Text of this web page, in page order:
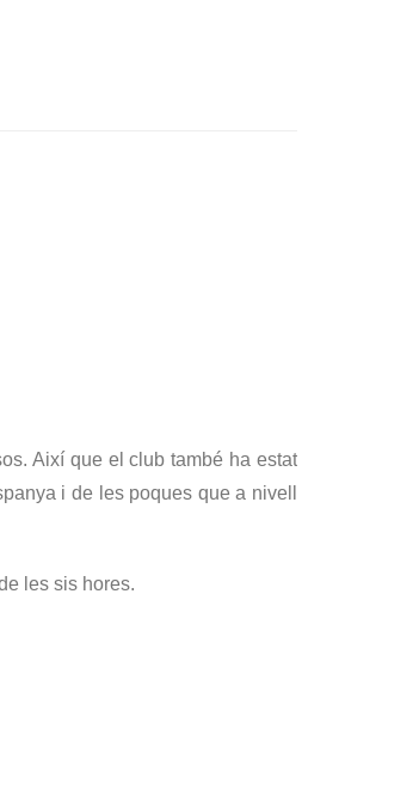
Així que el club també ha estat
i de les poques que a nivell
les sis hores.